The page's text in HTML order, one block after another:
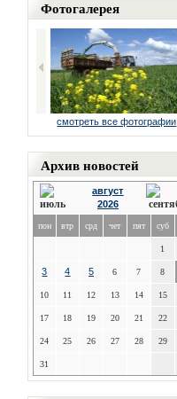
Фотогалерея
смотреть все фотографии
Архив новостей
август
2026
пон втр срд чет пят суб
1
3 4 5 6 7 8
10 11 12 13 14 15
17 18 19 20 21 22
24 25 26 27 28 29
31